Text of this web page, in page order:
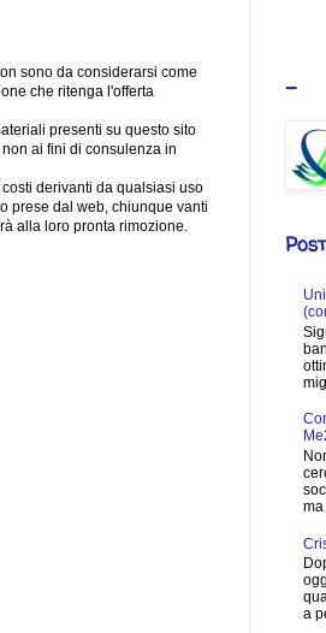
sono da considerarsi come
che ritenga l'offerta
presenti su questo sito
ai fini di consulenza in
derivanti da qualsiasi uso
prese dal web, chiunque vanti
alla loro pronta rimozione.
-
ma
a